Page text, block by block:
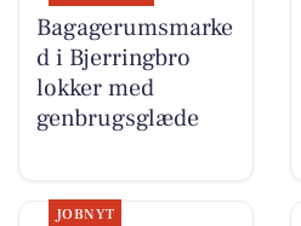
Bagagerumsmarke
d i Bjerringbro
lokker med
genbrugsglæde
JOBNYT